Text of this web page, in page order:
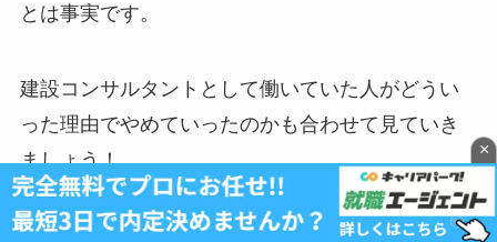
とは事実です。
建設コンサルタントとして働いていた人がどうい
った理由でやめていったのかも合わせて見ていき
ましょう！
×